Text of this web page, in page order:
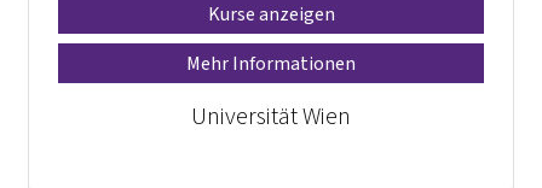
Kurse anzeigen
Mehr Informationen
Universität Wien